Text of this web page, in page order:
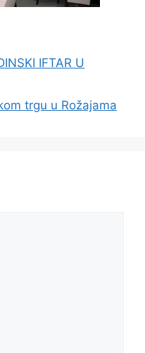
IFTAR U
trgu u Rožajama